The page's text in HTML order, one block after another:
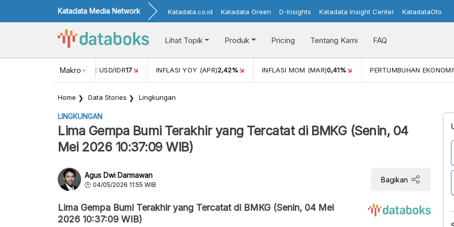
Katadata Media Network Katadata.co.id Katadata Green D-Insights Katadata Insight Center KatadataOto
Lihat Topik Produk Pricing Tentang Kami FAQ
Makro
NILAI TUKAR USD/IDR17 INFLASI YOY (APR)2,42% INFLASI MOM (MAR)0,41% PERTUMBUHAN EKONOMI
Home Data Stories Lingkungan
LINGKUNGAN
Lima Gempa Bumi Terakhir yang Tercatat di BMKG (Senin, 04
Mei 2026 10:37:09 WIB)
Agus Dwi Darmawan
04/05/2026 11:55 WIB
Bagikan
Lima Gempa Bumi Terakhir yang Tercatat di BMKG (Senin, 04 Mei
2026 10:37:09 WIB)